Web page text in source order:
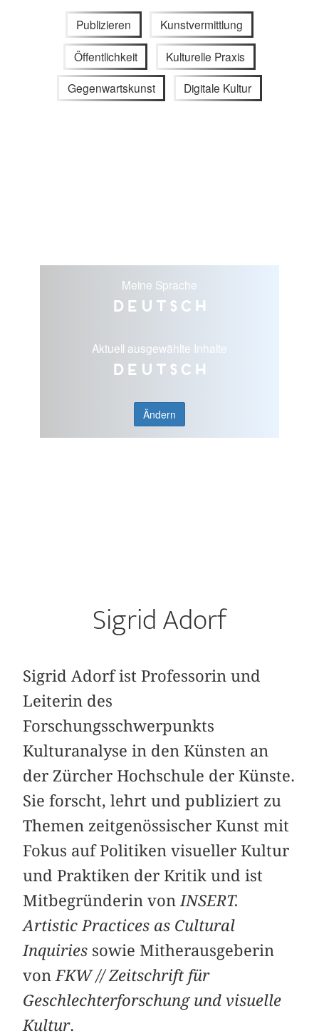
Publizieren Kunstvermittlung
Öffentlichkeit Kulturelle Praxis
Gegenwartskunst Digitale Kultur
Meine Sprache
Deutsch
Aktuell ausgewählte Inhalte
Deutsch
Ändern
Sigrid Adorf
Sigrid Adorf ist Professorin und
Leiterin des
Forschungsschwerpunkts
Kulturanalyse in den Künsten an
der Zürcher Hochschule der Künste.
Sie forscht, lehrt und publiziert zu
Themen zeitgenössischer Kunst mit
Fokus auf Politiken visueller Kultur
und Praktiken der Kritik und ist
Mitbegründerin vonINSERT.
Artistic Practices as Cultural
Inquiries sowie Mitherausgeberin
vonFKW // Zeitschrift für
Geschlechterforschung und visuelle
Kultur.